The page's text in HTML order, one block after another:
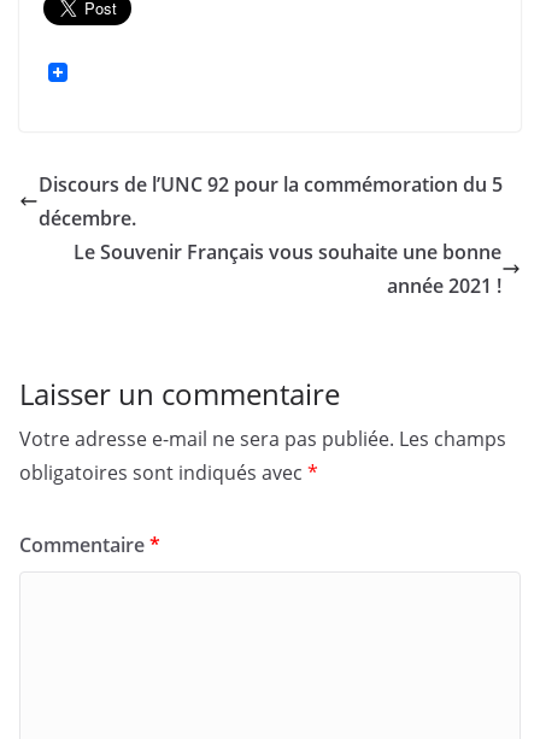
Discours de l’UNC 92 pour la commémoration du 5
décembre.
Le Souvenir Français vous souhaite une bonne
année 2021 !
Laisser un commentaire
Votre adresse e-mail ne sera pas publiée. Les champs
obligatoires sont indiqués avec *
Commentaire*